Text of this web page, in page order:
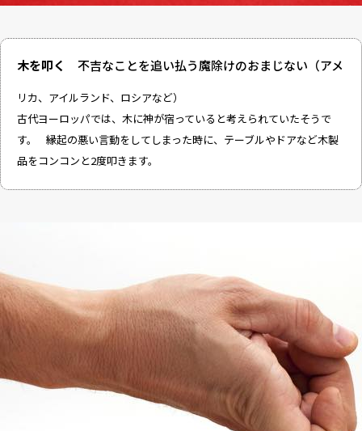
木を叩く 不吉なことを追い払う魔除けのおまじない（アメ
リカ、アイルランド、ロシアなど）
古代ヨーロッパでは、木に神が宿っていると考えられていたそうで
す。 縁起の悪い言動をしてしまった時に、テーブルやドアなど木製
品をコンコンと2度叩きます。